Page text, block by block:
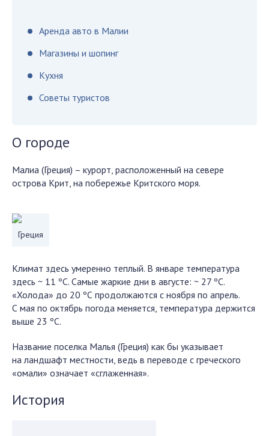
Аренда авто в Малии
Магазины и шопинг
Кухня
Советы туристов
О городе
Малиа (Греция) – курорт, расположенный на севере
острова Крит, на побережье Критского моря.
Греция
Климат здесь умеренно теплый. В январе температура
здесь ~ 11 ºС. Самые жаркие дни в августе: ~ 27 ºС.
«Холода» до 20 ºС продолжаются с ноября по апрель.
С мая по октябрь погода меняется, температура держится
выше 23 ºС.
Название поселка Малья (Греция) как бы указывает
на ландшафт местности, ведь в переводе с греческого
«омали» означает «сглаженная».
История